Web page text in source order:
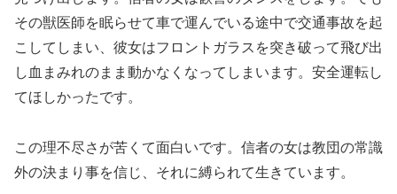
その獣医師を眠らせて車で運んでいる途中で交通事故を起
こしてしまい、彼女はフロントガラスを突き破って飛び出
し血まみれのまま動かなくなってしまいます。安全運転し
てほしかったです。
この理不尽さが苦くて面白いです。信者の女は教団の常識
外の決まり事を信じ、それに縛られて生きています。